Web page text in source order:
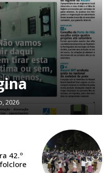
e ajude-nos a manter este serviço
os conteúdos exclusivos e versões
desejado:
2026
42.º